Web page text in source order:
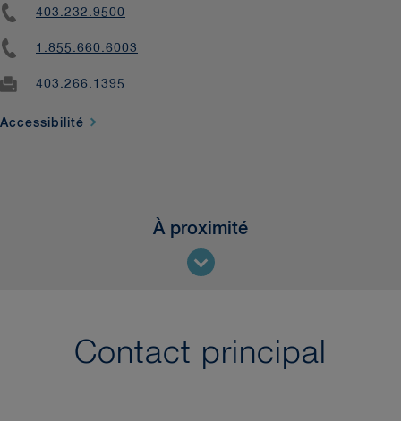
403.232.9500
1.855.660.6003
403.266.1395
Accessibilité
Situés au centre-ville, nos bureaux offrent une vue sur les
À proximité
Contact principal